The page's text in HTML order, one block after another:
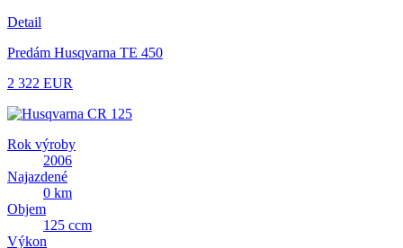
Detail
Predám Husqvarna TE 450
2 322 EUR
Rok výroby
2006
Najazdené
0 km
Objem
125 ccm
Výkon